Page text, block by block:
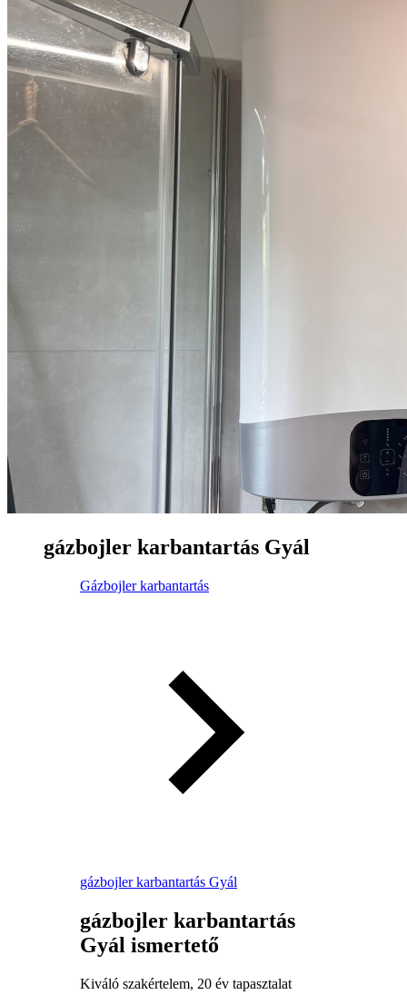
gázbojler karbantartás Gyál
Gázbojler karbantartás
gázbojler karbantartás Gyál
gázbojler karbantartás
Gyál ismertető
Kiváló szakértelem, 20 év tapasztalat